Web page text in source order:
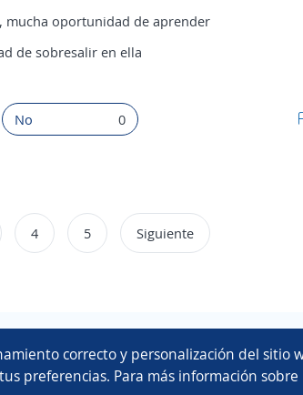
correcto y personalización del sitio
preferencias. Para más información
mucha oportunidad de aprender
de sobresalir en ella
No 0
4 5 Siguiente
Aviso legal/privacidad